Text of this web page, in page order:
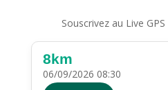
Souscrivez au Live
8km
06/09/2026 08:30